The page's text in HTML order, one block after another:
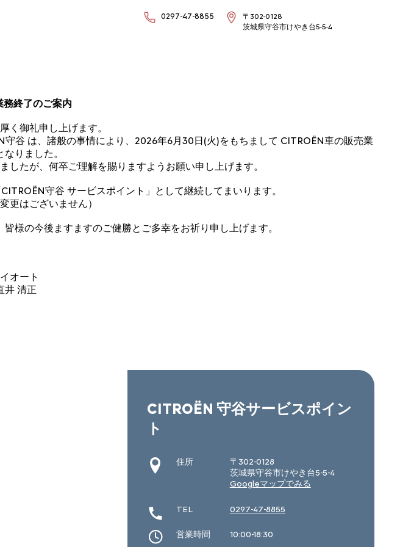
0297-47-8855
〒302-0128
茨城県守谷市けやき台5-5-4
務終了のご案内
く御礼申し上げます。
谷 は、諸般の事情により、2026年6月30日(火)をもちまして CITROËN車の販売業
りました。
たが、何卒ご理解を賜りますようお願い申し上げます。
守谷 サービスポイント」として継続してまいります。
更はございません）
様の今後ますますのご健勝とご多幸をお祈り申し上げます。
オート
井 清正
CITROËN 守谷サービスポイン
ト
住所
〒302-0128
茨城県守谷市けやき台5-5-4
Googleマップでみる
TEL 0297-47-8855
営業時間 10:00-18:30